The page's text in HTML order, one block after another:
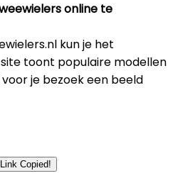
online te
kun je het
toont populaire modellen
je bezoek een beeld
Link Copied!